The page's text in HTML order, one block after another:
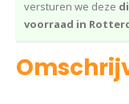
versturen we deze
voorraad in